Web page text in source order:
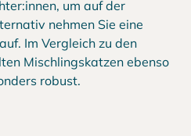
um auf der
nehmen Sie eine
Im Vergleich zu den
Mischlingskatzen ebenso
robust.